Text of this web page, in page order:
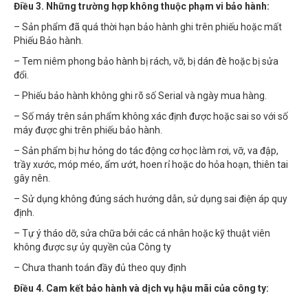
Điều 3. Những trường hợp không thuộc phạm vi bảo hành:
– Sản phẩm đã quá thời hạn bảo hành ghi trên phiếu hoặc mất
Phiếu Bảo hành.
– Tem niêm phong bảo hành bị rách, vỡ, bị dán đè hoặc bị sửa
đổi.
– Phiếu bảo hành không ghi rõ số Serial và ngày mua hàng.
– Số máy trên sản phẩm không xác định được hoặc sai so với số
máy được ghi trên phiếu bảo hành.
– Sản phẩm bị hư hỏng do tác động cơ học làm rơi, vỡ, va đập,
trầy xước, móp méo, ẩm ướt, hoen rỉ hoặc do hỏa hoạn, thiên tai
gây nên.
– Sử dụng không đúng sách hướng dẫn, sử dụng sai điện áp quy
định.
– Tự ý tháo dỡ, sửa chữa bởi các cá nhân hoặc kỹ thuật viên
không được sự ủy quyền của Công ty
– Chưa thanh toán đầy đủ theo quy định
Điều 4. Cam kết bảo hành và dịch vụ hậu mãi của công ty: